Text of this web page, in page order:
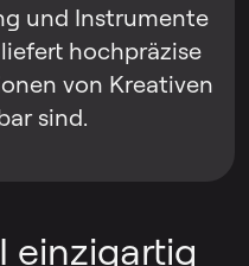
und Instrumente
hochpräzise
von Kreativen
sind.
einzigartig